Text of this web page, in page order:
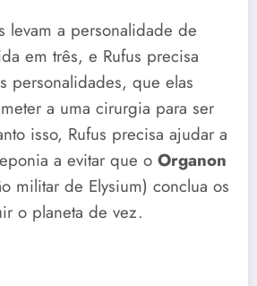
levam a personalidade de
em três, e Rufus precisa
personalidades, que elas
a uma cirurgia para ser
isso, Rufus precisa ajudar a
a evitar que o Organon
militar de Elysium) conclua os
o planeta de vez.